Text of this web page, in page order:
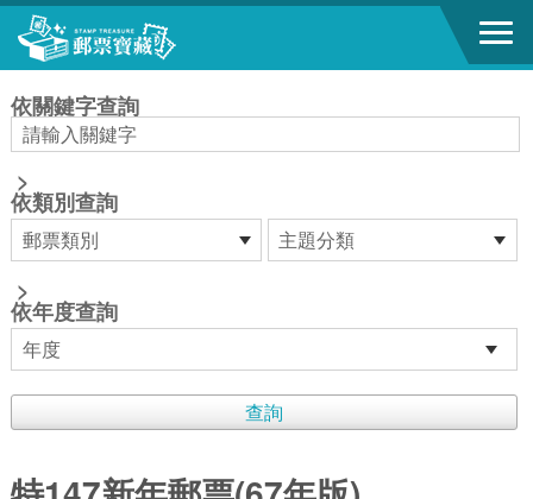
跳到主要內容區塊
依關鍵字查詢
>
依類別查詢
>
依年度查詢